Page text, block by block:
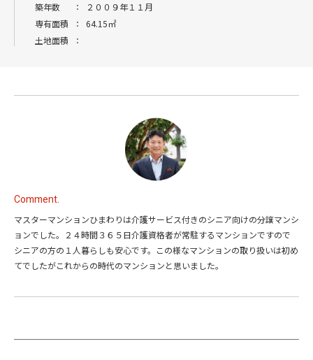
築年数
：
２００９年１１月
専有面積
：
64.15㎡
土地面積
：
Comment.
マスターマンションひまわりは介護サービス付きのシニア向けの分譲マンシ
ョンでした。２４時間３６５日介護資格者が常駐するマンションですので
シニアの方の１人暮らしも安心です。この様なマンションの取り扱いは初め
てでしたがこれからの時代のマンションと思いました。